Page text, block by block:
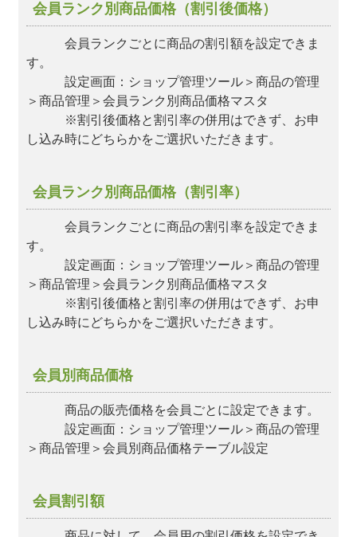
会員ランク別商品価格（割引後価格）
会員ランクごとに商品の割引額を設定できま
す。
設定画面：ショップ管理ツール＞商品の管理
＞商品管理＞会員ランク別商品価格マスタ
※割引後価格と割引率の併用はできず、お申
し込み時にどちらかをご選択いただきます。
会員ランク別商品価格（割引率）
会員ランクごとに商品の割引率を設定できま
す。
設定画面：ショップ管理ツール＞商品の管理
＞商品管理＞会員ランク別商品価格マスタ
※割引後価格と割引率の併用はできず、お申
し込み時にどちらかをご選択いただきます。
会員別商品価格
商品の販売価格を会員ごとに設定できます。
設定画面：ショップ管理ツール＞商品の管理
＞商品管理＞会員別商品価格テーブル設定
会員割引額